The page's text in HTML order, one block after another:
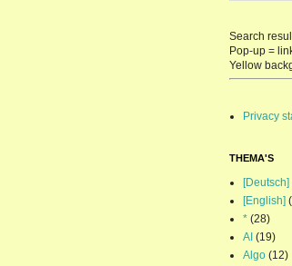
Search
Pop-up =
Yellow
Privacy
THEMA'S
[Deutsch]
[English]
* (28)
AI (19)
Algo (12)